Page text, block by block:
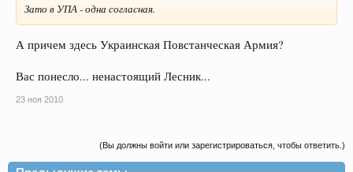
Зато в УПА - одна согласная.
А причем здесь Украинская Повстанческая Армия?
Вас понесло... ненастоящий Лесник...
23 ноя 2010
(Вы должны войти или зарегистрироваться, чтобы ответить.)